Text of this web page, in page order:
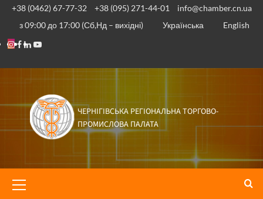
+38 (0462) 67-77-32 +38 (095) 271-44-01
info@chamber.cn.ua
з 09:00 до 17:00 (Сб,Нд – вихідні)
Українська English
ЧЕРНІГІВСЬКА РЕГІОНАЛЬНА ТОРГОВО-
ПРОМИСЛОВА ПАЛАТА